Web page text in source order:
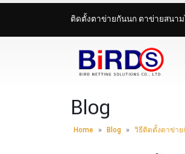
ติดตั้งตาข่ายกันนก ตาข่ายสนา
Blog
Home » Blog » วิธีติดตั้งตาข่าย